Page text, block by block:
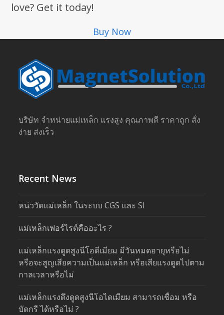
love? Get it today!
Buy Now
บริษัท จำหน่ายแม่เหล็ก แรงสูง คุณภาพดี ราคาถูก สั่ง
ง่าย ส่งเร็ว
Recent News
หน่ววัดแม่เหล็ก ในระบบ CGS และ SI
แม่เหล็กเฟอร์ไรต์คืออะไร ?
แม่เหล็กแรงดูดสูงนีโอดีเมียม มีวันหมดอายุหรือไม่
หรือจะสูญเสียความเป็นแม่เหล็ก หรือเสียแรงดูดไปตาม
กาลเวลาหรือไม่
แม่เหล็กแรงดึงดูดสูงนีโอไดเมียม สามารถเชื่อม หรือ
บัดกรี ได้หรือไม่ ?